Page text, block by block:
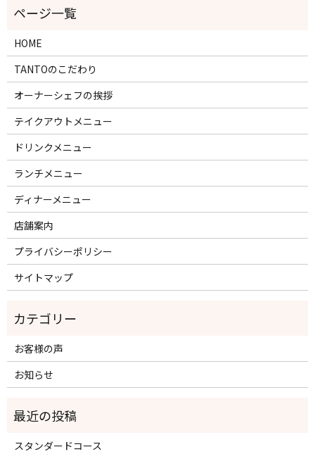
HOME
TANTOのこだわり
オーナーシェフの挨拶
テイクアウトメニュー
ドリンクメニュー
ランチメニュー
ディナーメニュー
店舗案内
プライバシーポリシー
サイトマップ
お客様の声
お知らせ
スタンダードコース